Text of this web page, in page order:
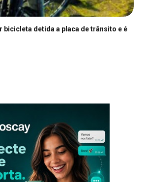
bicicleta detida a placa de trânsito e é